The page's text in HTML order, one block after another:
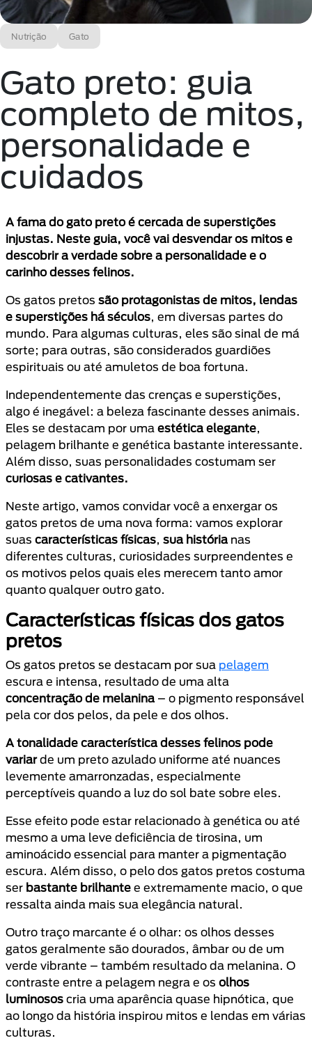
Nutrição Gato
Gato preto: guia
completo de mitos,
personalidade e
cuidados
A fama do gato preto é cercada de superstições
injustas. Neste guia, você vai desvendar os mitos e
descobrir a verdade sobre a personalidade e o
carinho desses felinos.
Os gatos pretos são protagonistas de mitos, lendas
e superstições há séculos, em diversas partes do
mundo. Para algumas culturas, eles são sinal de má
sorte; para outras, são considerados guardiões
espirituais ou até amuletos de boa fortuna.
Independentemente das crenças e superstições,
algo é inegável: a beleza fascinante desses animais.
Eles se destacam por uma estética elegante,
pelagem brilhante e genética bastante interessante.
Além disso, suas personalidades costumam ser
curiosas e cativantes.
Neste artigo, vamos convidar você a enxergar os
gatos pretos de uma nova forma: vamos explorar
suas características físicas, sua história nas
diferentes culturas, curiosidades surpreendentes e
os motivos pelos quais eles merecem tanto amor
quanto qualquer outro gato.
Características físicas dos gatos
pretos
Os gatos pretos se destacam por sua pelagem
escura e intensa, resultado de uma alta
concentração de melanina – o pigmento responsável
pela cor dos pelos, da pele e dos olhos.
A tonalidade característica desses felinos pode
variarde um preto azulado uniforme até nuances
levemente amarronzadas, especialmente
perceptíveis quando a luz do sol bate sobre eles.
Esse efeito pode estar relacionado à genética ou até
mesmo a uma leve deficiência de tirosina, um
aminoácido essencial para manter a pigmentação
escura. Além disso, o pelo dos gatos pretos costuma
ser bastante brilhante e extremamente macio, o que
ressalta ainda mais sua elegância natural.
Outro traço marcante é o olhar: os olhos desses
gatos geralmente são dourados, âmbar ou de um
verde vibrante – também resultado da melanina. O
contraste entre a pelagem negra e os olhos
luminosos cria uma aparência quase hipnótica, que
ao longo da história inspirou mitos e lendas em várias
culturas.